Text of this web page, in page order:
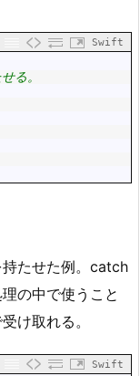
Swift
る。
たせた例。catch
の中で使うこと
け取れる。
Swift